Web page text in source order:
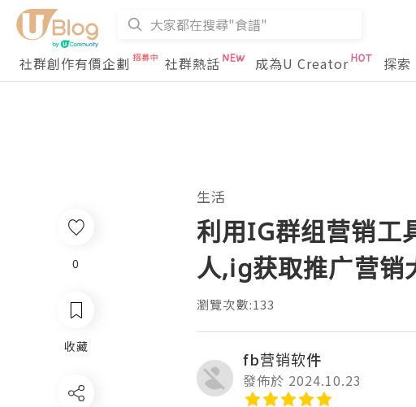
社群創作有價企劃 社群熱話 成為U Creator 探索
生活
利用IG群组营销工
人,ig获取推广营销
瀏覽次數:133
fb营销软件
發佈於 2024.10.23
0
收藏